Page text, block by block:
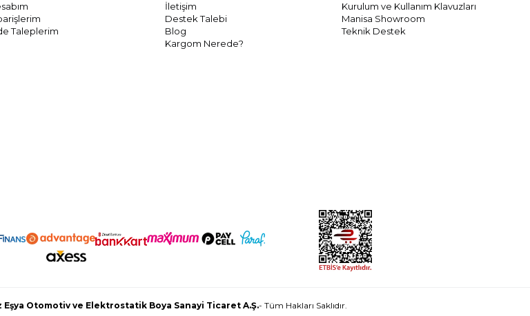
Taleplerim
İletişim
Destek Talebi
Blog
Kargom Nerede?
Kurulum ve Kullanım Klavuzları
Manisa Showroom
Teknik Destek
Otomotiv ve Elektrostatik Boya Sanayi Ticaret A.Ş.- Tüm Hakları Saklıdır.